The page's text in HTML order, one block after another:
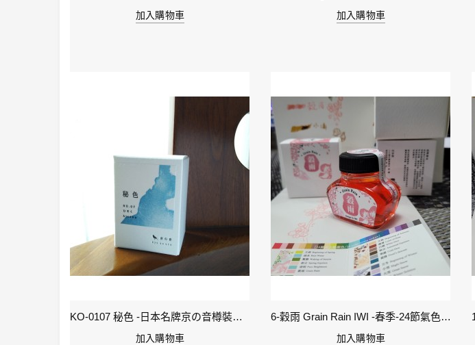
加入購物車
KO-0107 秘色 -日本名牌京の音樽裝鋼筆墨水 4573356130234 - 40ml
加入購物車
加入購物車
6-穀雨 Grain Rain IWI -春季-24節氣色澤鋼筆墨水
加入購物車